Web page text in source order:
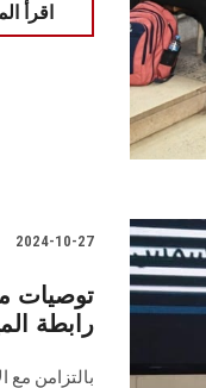
اقرأ
2024-10-27
توصيات
رابطة
بالتزامن مع